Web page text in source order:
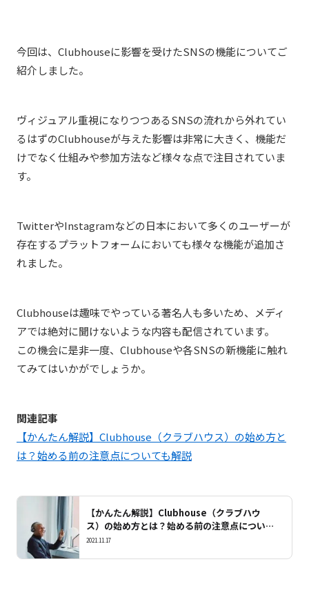
今回は、Clubhouseに影響を受けたSNSの機能についてご
紹介しました。
ヴィジュアル重視になりつつあるSNSの流れから外れてい
るはずのClubhouseが与えた影響は非常に大きく、機能だ
けでなく仕組みや参加方法など様々な点で注目されていま
す。
TwitterやInstagramなどの日本において多くのユーザーが
存在するプラットフォームにおいても様々な機能が追加さ
れました。
Clubhouseは趣味でやっている著名人も多いため、メディ
アでは絶対に聞けないような内容も配信されています。
この機会に是非一度、Clubhouseや各SNSの新機能に触れ
てみてはいかがでしょうか。
関連記事
【かんたん解説】Clubhouse（クラブハウス）の始め方と
は？始める前の注意点についても解説
【かんたん解説】Clubhouse（クラブハウ
ス）の始め方とは？始める前の注意点について
も解説
2021.11.17